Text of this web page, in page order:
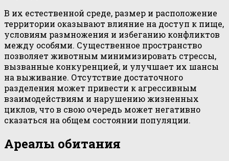
В их естественной среде, размер и расположение
территории оказывают влияние на доступ к пище,
условиям размножения и избеганию конфликтов
между особями. Существенное пространство
позволяет животным минимизировать стрессы,
вызванные конкуренцией, и улучшает их шансы
на выживание. Отсутствие достаточного
разделения может привести к агрессивным
взаимодействиям и нарушению жизненных
циклов, что в свою очередь может негативно
сказаться на общем состоянии популяции.
Ареалы обитания